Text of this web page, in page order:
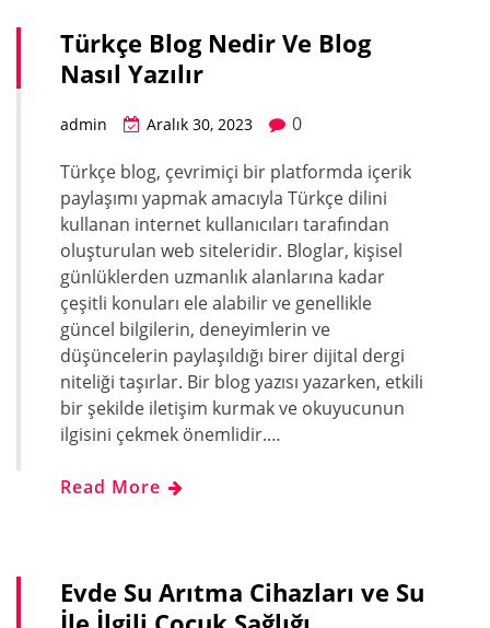
Türkçe Blog Nedir Ve Blog
Nasıl Yazılır
admin Aralık 30, 2023
0
Türkçe blog, çevrimiçi bir platformda içerik
paylaşımı yapmak amacıyla Türkçe dilini
kullanan internet kullanıcıları tarafından
oluşturulan web siteleridir. Bloglar, kişisel
günlüklerden uzmanlık alanlarına kadar
çeşitli konuları ele alabilir ve genellikle
güncel bilgilerin, deneyimlerin ve
düşüncelerin paylaşıldığı birer dijital dergi
niteliği taşırlar. Bir blog yazısı yazarken, etkili
bir şekilde iletişim kurmak ve okuyucunun
ilgisini çekmek önemlidir.…
Read More
Evde Su Arıtma Cihazları ve Su